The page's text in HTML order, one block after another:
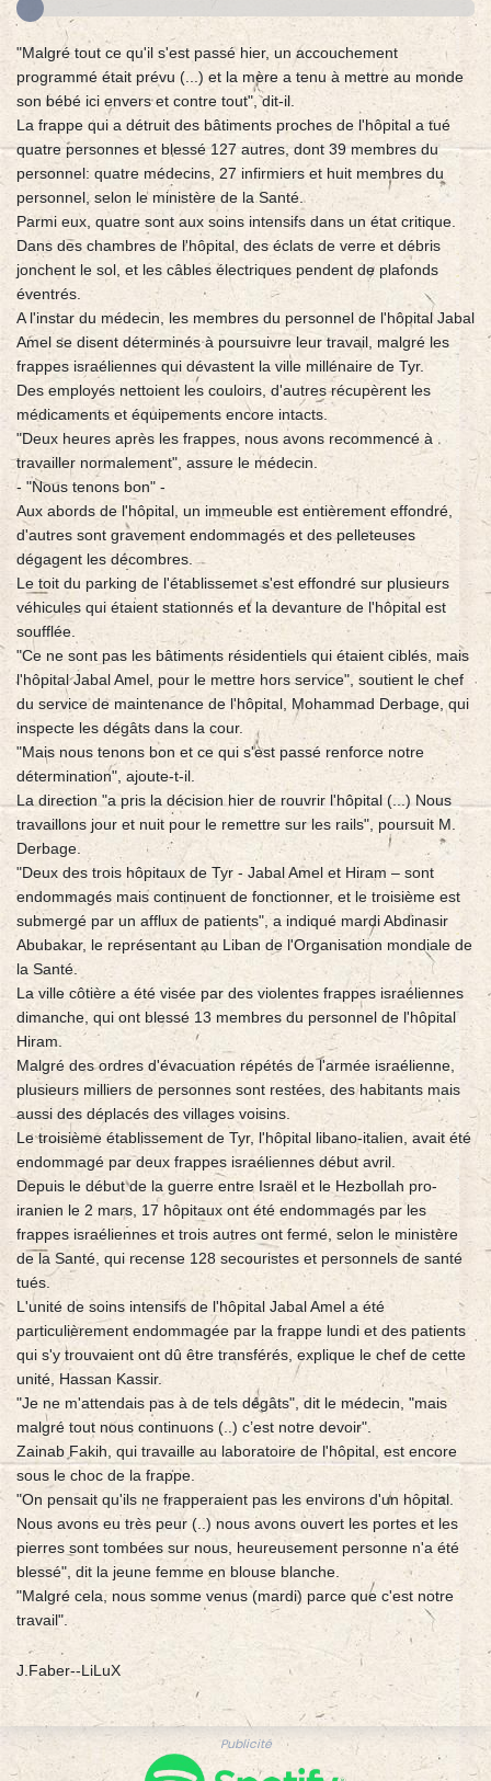
"Malgré tout ce qu'il s'est passé hier, un accouchement
programmé était prévu (...) et la mère a tenu à mettre au monde
son bébé ici envers et contre tout", dit-il.
La frappe qui a détruit des bâtiments proches de l'hôpital a tué
quatre personnes et blessé 127 autres, dont 39 membres du
personnel: quatre médecins, 27 infirmiers et huit membres du
personnel, selon le ministère de la Santé.
Parmi eux, quatre sont aux soins intensifs dans un état critique.
Dans des chambres de l'hôpital, des éclats de verre et débris
jonchent le sol, et les câbles électriques pendent de plafonds
éventrés.
A l'instar du médecin, les membres du personnel de l'hôpital Jabal
Amel se disent déterminés à poursuivre leur travail, malgré les
frappes israéliennes qui dévastent la ville millénaire de Tyr.
Des employés nettoient les couloirs, d'autres récupèrent les
médicaments et équipements encore intacts.
"Deux heures après les frappes, nous avons recommencé à
travailler normalement", assure le médecin.
- "Nous tenons bon" -
Aux abords de l'hôpital, un immeuble est entièrement effondré,
d'autres sont gravement endommagés et des pelleteuses
dégagent les décombres.
Le toit du parking de l'établissemet s'est effondré sur plusieurs
véhicules qui étaient stationnés et la devanture de l'hôpital est
soufflée.
"Ce ne sont pas les bâtiments résidentiels qui étaient ciblés, mais
l'hôpital Jabal Amel, pour le mettre hors service", soutient le chef
du service de maintenance de l'hôpital, Mohammad Derbage, qui
inspecte les dégâts dans la cour.
"Mais nous tenons bon et ce qui s'est passé renforce notre
détermination", ajoute-t-il.
La direction "a pris la décision hier de rouvrir l'hôpital (...) Nous
travaillons jour et nuit pour le remettre sur les rails", poursuit M.
Derbage.
"Deux des trois hôpitaux de Tyr - Jabal Amel et Hiram – sont
endommagés mais continuent de fonctionner, et le troisième est
submergé par un afflux de patients", a indiqué mardi Abdinasir
Abubakar, le représentant au Liban de l'Organisation mondiale de
la Santé.
La ville côtière a été visée par des violentes frappes israéliennes
dimanche, qui ont blessé 13 membres du personnel de l'hôpital
Hiram.
Malgré des ordres d'évacuation répétés de l'armée israélienne,
plusieurs milliers de personnes sont restées, des habitants mais
aussi des déplacés des villages voisins.
Le troisième établissement de Tyr, l'hôpital libano-italien, avait été
endommagé par deux frappes israéliennes début avril.
Depuis le début de la guerre entre Israël et le Hezbollah pro-
iranien le 2 mars, 17 hôpitaux ont été endommagés par les
frappes israéliennes et trois autres ont fermé, selon le ministère
de la Santé, qui recense 128 secouristes et personnels de santé
tués.
L'unité de soins intensifs de l'hôpital Jabal Amel a été
particulièrement endommagée par la frappe lundi et des patients
qui s'y trouvaient ont dû être transférés, explique le chef de cette
unité, Hassan Kassir.
"Je ne m'attendais pas à de tels dégâts", dit le médecin, "mais
malgré tout nous continuons (..) c’est notre devoir".
Zainab Fakih, qui travaille au laboratoire de l'hôpital, est encore
sous le choc de la frappe.
"On pensait qu'ils ne frapperaient pas les environs d'un hôpital.
Nous avons eu très peur (..) nous avons ouvert les portes et les
pierres sont tombées sur nous, heureusement personne n'a été
blessé", dit la jeune femme en blouse blanche.
"Malgré cela, nous somme venus (mardi) parce que c'est notre
travail".
J.Faber--LiLuX
Publicité